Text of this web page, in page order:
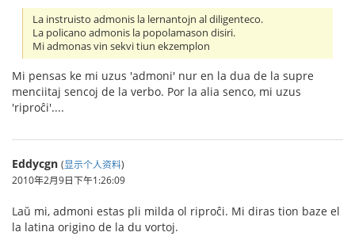
La instruisto admonis la lernantojn al diligenteco.
La policano admonis la popolamason disiri.
Mi admonas vin sekvi tiun ekzemplon
Mi pensas ke mi uzus 'admoni' nur en la dua de la supre
menciitaj sencoj de la verbo. Por la alia senco, mi uzus
'riproĉi'....
Eddycgn (显示个人资料)
2010年2月9日下午1:26:09
Laŭ mi, admoni estas pli milda ol riproĉi. Mi diras tion baze el
la latina origino de la du vortoj.